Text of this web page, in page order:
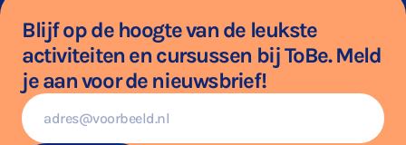
Blijf op de hoogte van de leukste
activiteiten en cursussen bij ToBe. Meld
je aan voor de nieuwsbrief!
E-
mailadres